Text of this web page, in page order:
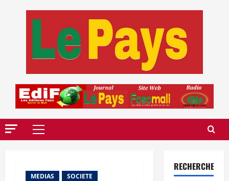
Menu
MEDIAS SOCIETE
RECHERCHER